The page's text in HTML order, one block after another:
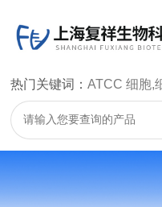
热门关键词：ATCC 细胞,细胞系,细胞株,肿瘤细